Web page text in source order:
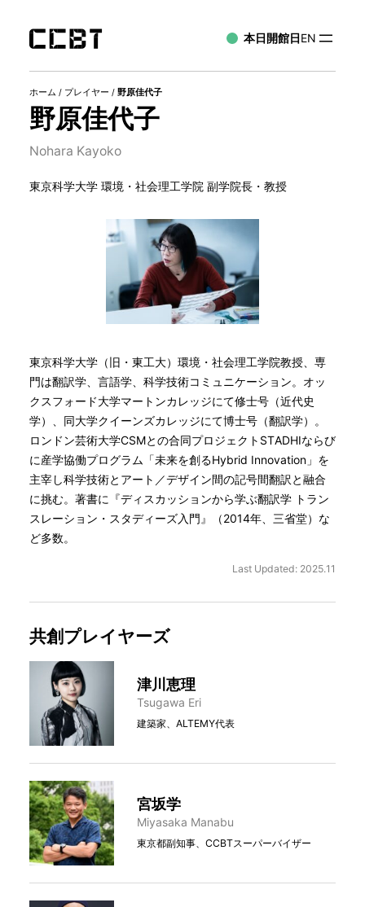
本日開館日EN
ホーム / プレイヤー / 野原佳代子
野原佳代子
Nohara Kayoko
東京科学大学 環境・社会理工学院 副学院長・教授
東京科学大学（旧・東工大）環境・社会理工学院教授、専
門は翻訳学、言語学、科学技術コミュニケーション。オッ
クスフォード大学マートンカレッジにて修士号（近代史
学）、同大学クイーンズカレッジにて博士号（翻訳学）。
ロンドン芸術大学CSMとの合同プロジェクトSTADHIならび
に産学協働プログラム「未来を創るHybrid Innovation」を
主宰し科学技術とアート／デザイン間の記号間翻訳と融合
に挑む。著書に『ディスカッションから学ぶ翻訳学 トラン
スレーション・スタディーズ入門』（2014年、三省堂）な
ど多数。
Last Updated: 2025.11
共創プレイヤーズ
津川恵理
Tsugawa Eri
建築家、ALTEMY代表
宮坂学
Miyasaka Manabu
東京都副知事、CCBTスーパーバイザー